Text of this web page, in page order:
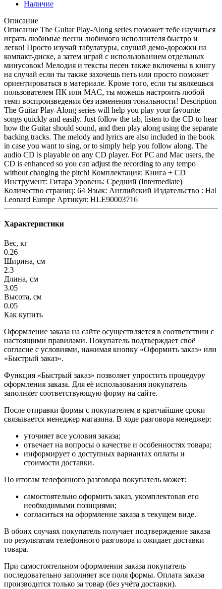
Наличие
Описание
Описание The Guitar Play-Along series поможет тебе научиться
играть любимые песни любимого исполнителя быстро и
легко! Просто изучай табулатуры, слушай демо-дорожки на
компакт-диске, а затем играй с использованием отдельных
минусовок! Мелодия и тексты песен также включены в книгу
на случай если ты также захочешь петь или просто поможет
ориентироваться в материале. Кроме того, если ты являешься
пользователем ПК или MAC, ты можешь настроить любой
темп воспроизведения без изменения тональности! Description
The Guitar Play-Along series will help you play your favourite
songs quickly and easily. Just follow the tab, listen to the CD to hear
how the Guitar should sound, and then play along using the separate
backing tracks. The melody and lyrics are also included in the book
in case you want to sing, or to simply help you follow along. The
audio CD is playable on any CD player. For PC and Mac users, the
CD is enhanced so you can adjust the recording to any tempo
without changing the pitch! Комплектация: Книга + CD
Инструмент: Гитара Уровень: Средний (Intermediate)
Количество страниц: 64 Язык: Английский Издательство : Hal
Leonard Europe Артикул: HLE90003716
Характеристики
Вес, кг
0.26
Ширина, см
2.3
Длина, см
3.05
Высота, см
0.05
Как купить
Оформление заказа на сайте осуществляется в соответствии с
настоящими правилами. Покупатель подтверждает своё
согласие с условиями, нажимая кнопку «Оформить заказ» или
«Быстрый заказ».
Функция «Быстрый заказ» позволяет упростить процедуру
оформления заказа. Для её использования покупатель
заполняет соответствующую форму на сайте.
После отправки формы с покупателем в кратчайшие сроки
связывается менеджер магазина. В ходе разговора менеджер:
уточняет все условия заказа;
отвечает на вопросы о качестве и особенностях товара;
информирует о доступных вариантах оплаты и
стоимости доставки.
По итогам телефонного разговора покупатель может:
самостоятельно оформить заказ, укомплектовав его
необходимыми позициями;
согласиться на оформление заказа в текущем виде.
В обоих случаях покупатель получает подтверждение заказа
по результатам телефонного разговора и ожидает доставки
товара.
При самостоятельном оформлении заказа покупатель
последовательно заполняет все поля формы. Оплата заказа
производится только за товар (без учёта доставки).